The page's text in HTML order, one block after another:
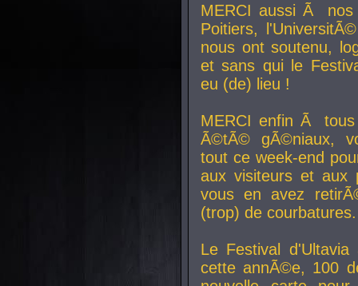
MERCI aussi Ã nos
Poitiers,
nous ont soutenu,
et sans qui le
eu (de) lieu !
MERCI enfin Ã
Ã©tÃ© gÃ©niaux,
tout ce week-end
aux visiteurs et aux
vous en avez
(trop) de courbatures.
Le Festival
cette annÃ©e, 100